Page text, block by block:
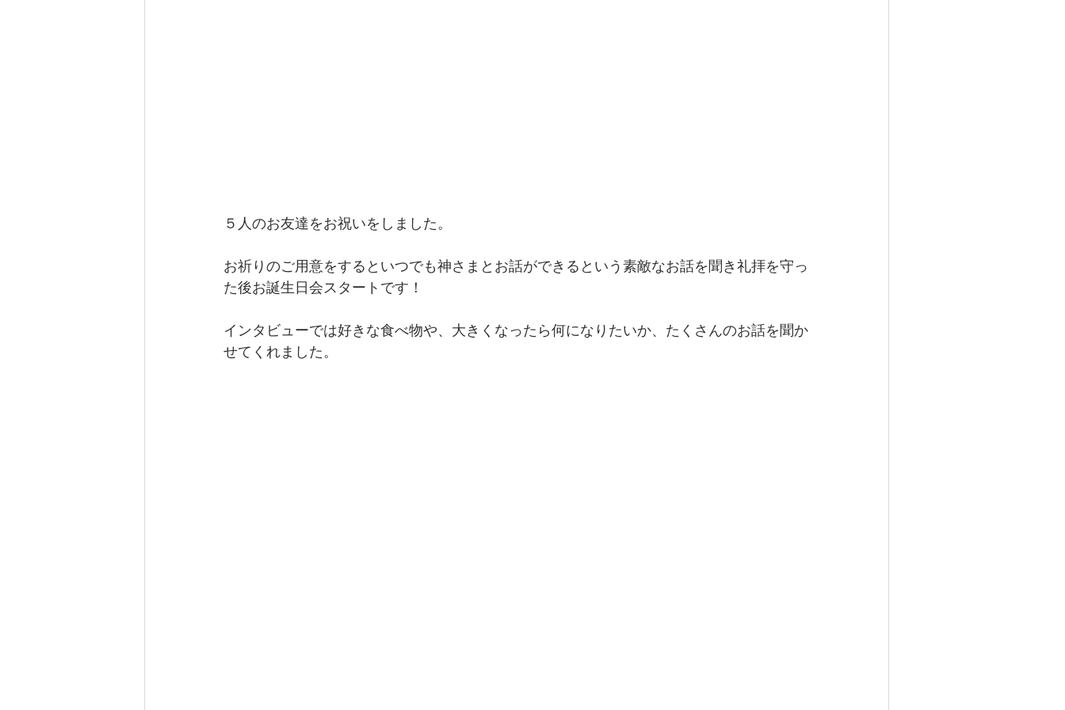
５人のお友達をお祝いをしました。
お祈りのご用意をするといつでも神さまとお話ができるという素敵なお話を聞き礼拝を守っ
た後お誕生日会スタートです！
インタビューでは好きな食べ物や、大きくなったら何になりたいか、たくさんのお話を聞か
せてくれました。